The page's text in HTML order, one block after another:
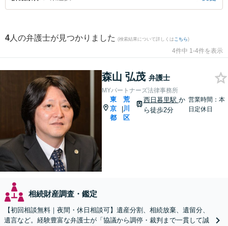
4 人の弁護士が見つかりました (検索結果について詳しくは こちら)
4件中 1-4件を表示
森山 弘茂 弁護士
MYパートナーズ法律事務所
東
京
都
|
荒
川
区
西日暮里駅 か
ら徒歩2分
営業時間：本
日定休日
相続財産調査・鑑定
【初回相談無料｜夜間・休日相談可】遺産分割、相続放棄、遺留分、
遺言など。経験豊富な弁護士が「協議から調停・裁判まで一貫して誠